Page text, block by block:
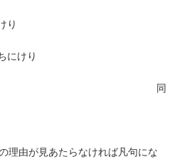
り
にけり
同
理由が見あたらなければ凡句にな